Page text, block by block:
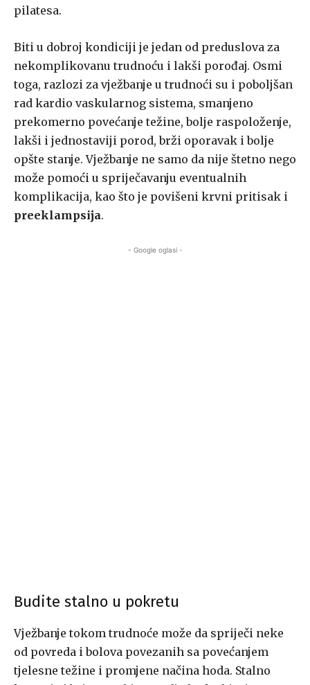
pilatesa.
Biti u dobroj kondiciji je jedan od preduslova za
nekomplikovanu trudnoću i lakši porođaj. Osmi
toga, razlozi za vježbanje u trudnoći su i poboljšan
rad kardio vaskularnog sistema, smanjeno
prekomerno povećanje težine, bolje raspoloženje,
lakši i jednostaviji porod, brži oporavak i bolje
opšte stanje. Vježbanje ne samo da nije štetno nego
može pomoći u spriječavanju eventualnih
komplikacija, kao što je povišeni krvni pritisak i
preeklampsija.
- Google oglasi -
Budite stalno u pokretu
Vježbanje tokom trudnoće može da spriječi neke
od povreda i bolova povezanih sa povećanjem
tjelesne težine i promjene načina hoda. Stalno